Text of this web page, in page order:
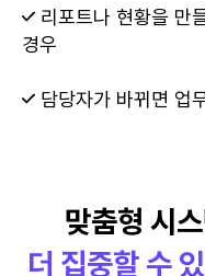
리포트나 현황을 만
경우
담당자가 바뀌면 업
맞춤형 시
더 집중할 수